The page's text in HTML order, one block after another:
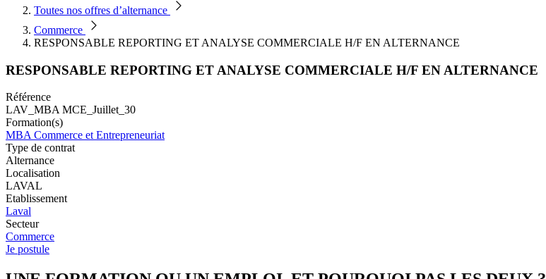
Toutes nos offres d’alternance
Commerce
RESPONSABLE REPORTING ET ANALYSE COMMERCIALE H/F EN ALTERNANCE
RESPONSABLE REPORTING ET ANALYSE COMMERCIALE H/F EN ALTERNANCE
Référence
LAV_MBA MCE_Juillet_30
Formation(s)
MBA Commerce et Entrepreneuriat
Type de contrat
Alternance
Localisation
LAVAL
Etablissement
Laval
Secteur
Commerce
Je postule